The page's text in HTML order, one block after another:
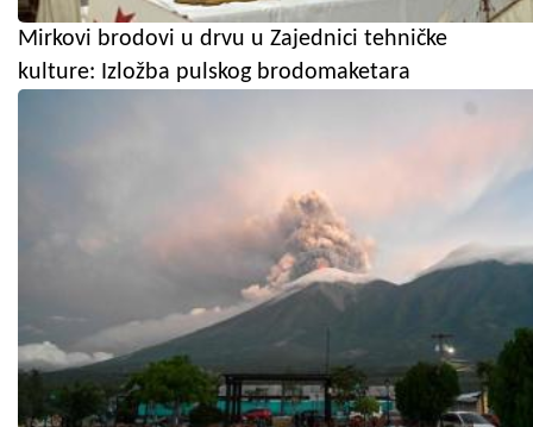
Mirkovi brodovi u drvu u Zajednici tehničke
kulture: Izložba pulskog brodomaketara